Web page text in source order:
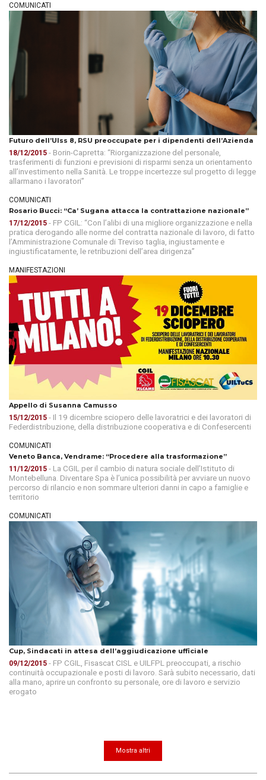
COMUNICATI
Futuro dell’Ulss 8, RSU preoccupate per i dipendenti dell’Azienda
18/12/2015 - Borin-Capretta: “Riorganizzazione del personale,
trasferimenti di funzioni e previsioni di risparmi senza un orientamento
all’investimento nella Sanità. Le troppe incertezze sul progetto di legge
allarmano i lavoratori”
COMUNICATI
Rosario Bucci: “Ca’ Sugana attacca la contrattazione nazionale”
17/12/2015 - FP CGIL: “Con l’alibi di una migliore organizzazione e nella
pratica derogando alle norme del contratta nazionale di lavoro, di fatto
l’Amministrazione Comunale di Treviso taglia, ingiustamente e
ingiustificatamente, le retribuzioni dell’area dirigenza”
MANIFESTAZIONI
Appello di Susanna Camusso
15/12/2015 - Il 19 dicembre sciopero delle lavoratrici e dei lavoratori di
Federdistribuzione, della distribuzione cooperativa e di Confesercenti
COMUNICATI
Veneto Banca, Vendrame: “Procedere alla trasformazione”
11/12/2015 - La CGIL per il cambio di natura sociale dell’Istituto di
Montebelluna. Diventare Spa è l’unica possibilità per avviare un nuovo
percorso di rilancio e non sommare ulteriori danni in capo a famiglie e
territorio
COMUNICATI
Cup, Sindacati in attesa dell’aggiudicazione ufficiale
09/12/2015 - FP CGIL, Fisascat CISL e UILFPL preoccupati, a rischio
continuità occupazionale e posti di lavoro. Sarà subito necessario, dati
alla mano, aprire un confronto su personale, ore di lavoro e servizio
erogato
Mostra altri